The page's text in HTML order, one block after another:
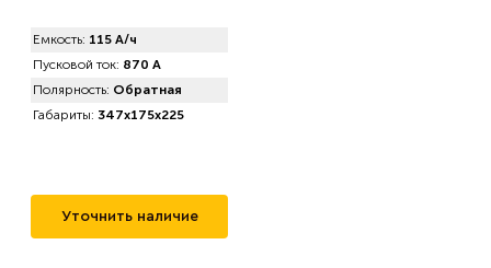
Емкость: 115 А/ч
Пусковой ток: 870 А
Полярность: Обратная
Габариты: 347x175x225
Уточнить наличие